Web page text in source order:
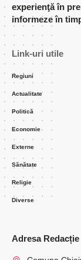
experienţă în
informeze în
Link-uri utile
Regiuni
Actualitate
Politică
Economie
Externe
Sănătate
Religie
Diverse
Adresa Redacție